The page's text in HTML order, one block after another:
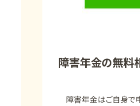
障害年金の無料
障害年金はご自身で